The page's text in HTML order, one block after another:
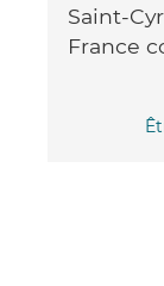
Saint-
France